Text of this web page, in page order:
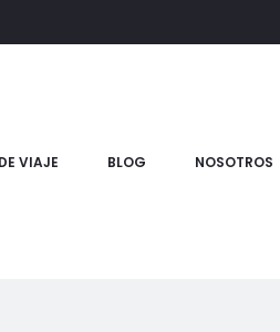
VIAJE BLOG NOSOTROS